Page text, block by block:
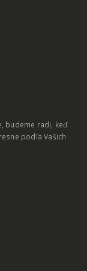
budeme radi, keď
podľa Vašich